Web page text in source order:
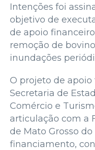
Intenções foi
objetivo de
de apoio
remoção de
inundações
O projeto de
Secretaria de
Comércio e
articulação com a
de Mato Grosso
financiamento,